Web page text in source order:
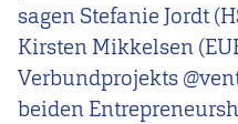
sagen Stefanie Jordt
Kirsten Mikkelsen
Verbundprojekts
beiden